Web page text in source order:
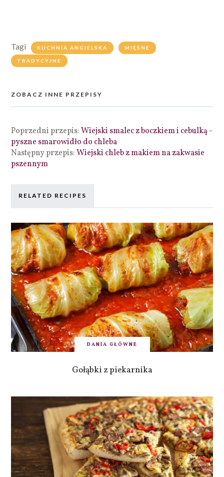
Tagi KUCHNIA ANGIELSKA MIĘSNE
TRADYCYJNE
ZOBACZ INNE PRZEPISY
Poprzedni przepis:Wiejski smalec z boczkiem i cebulką -
pyszne smarowidło do chleba
Następny przepis:Wiejski chleb z makiem na zakwasie
pszennym
RELATED RECIPES
DANIA GŁÓWNE
Gołąbki z piekarnika